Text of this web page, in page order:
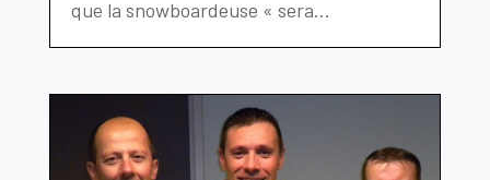
que la snowboardeuse « sera...